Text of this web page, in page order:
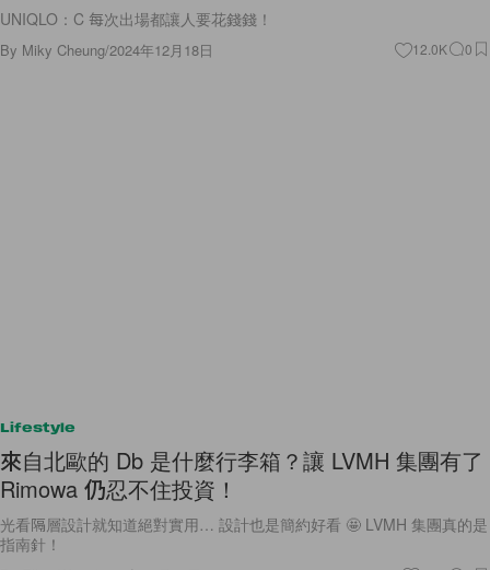
UNIQLO：C 每次出場都讓人要花錢錢！
By Miky Cheung/2024年12月18日 12.0K 0
Lifestyle
來自北歐的 Db 是什麼行李箱？讓 LVMH 集團有了
Rimowa 仍忍不住投資！
光看隔層設計就知道絕對實用… 設計也是簡約好看 🤩 LVMH 集團真的是
指南針！